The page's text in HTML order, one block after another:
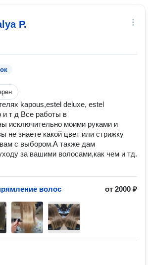
P.
kapous,estel deluxe, estel
и т д Все работы в
исключительно моими руками и
не знаете какой цвет или стрижку
с выбором.А также дам
за вашими волосами,как чем и тд.
волос от 2000 ₽